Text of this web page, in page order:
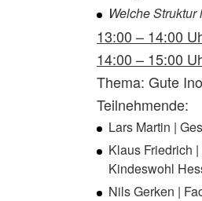
Welche
13:00 – 14:00
14:00 – 15:00
Thema: Gute
Teilnehmende:
Lars Martin |
Klaus Friedrich
Kindeswohl
Nils Gerken |